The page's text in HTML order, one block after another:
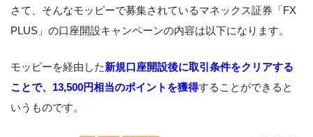
さて、そんなモッピーで募集されているマネックス証券「FX
PLUS」の口座開設キャンペーンの内容は以下になります。
モッピーを経由した新規口座開設後に取引条件をクリアする
ことで、13,500円相当のポイントを獲得することができると
いうものです。